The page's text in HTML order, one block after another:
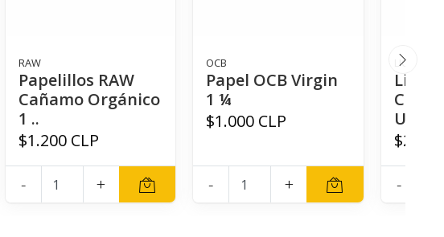
RAW
Papelillos RAW
Cañamo Orgánico
1 ..
$1.200 CLP
- +
OCB
Papel OCB Virgin
1 ¼
$1.000 CLP
- +
LION
Lion
-